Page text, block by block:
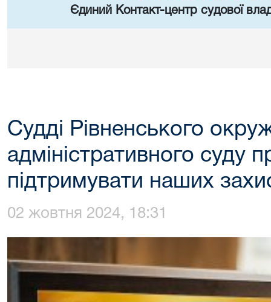
Єдиний Контакт-центр судової
Судді Рівненського
адміністративного суду
підтримувати наших
02 жовтня 2024, 18:31